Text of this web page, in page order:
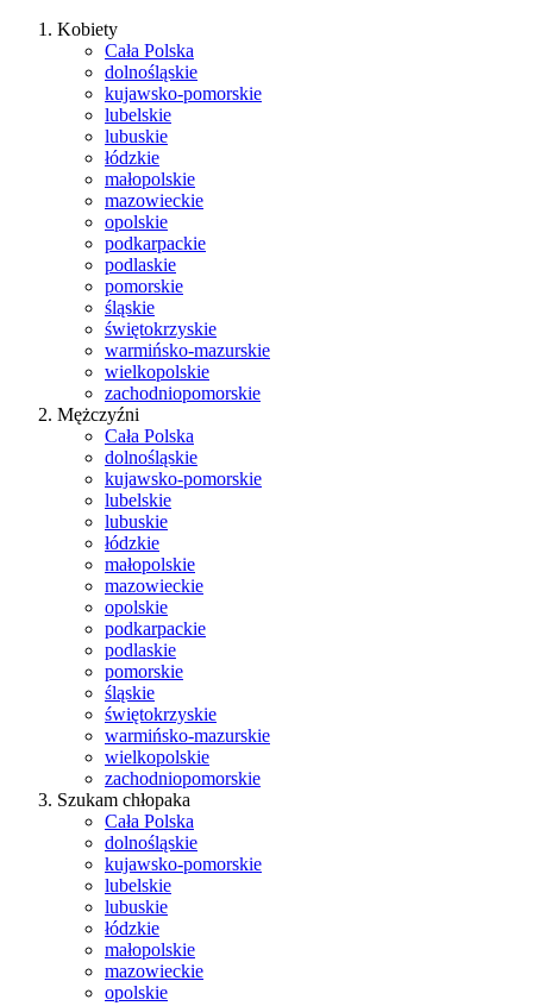
Kobiety
Cała Polska
dolnośląskie
kujawsko-pomorskie
lubelskie
lubuskie
łódzkie
małopolskie
mazowieckie
opolskie
podkarpackie
podlaskie
pomorskie
śląskie
świętokrzyskie
warmińsko-mazurskie
wielkopolskie
zachodniopomorskie
Mężczyźni
Cała Polska
dolnośląskie
kujawsko-pomorskie
lubelskie
lubuskie
łódzkie
małopolskie
mazowieckie
opolskie
podkarpackie
podlaskie
pomorskie
śląskie
świętokrzyskie
warmińsko-mazurskie
wielkopolskie
zachodniopomorskie
Szukam chłopaka
Cała Polska
dolnośląskie
kujawsko-pomorskie
lubelskie
lubuskie
łódzkie
małopolskie
mazowieckie
opolskie